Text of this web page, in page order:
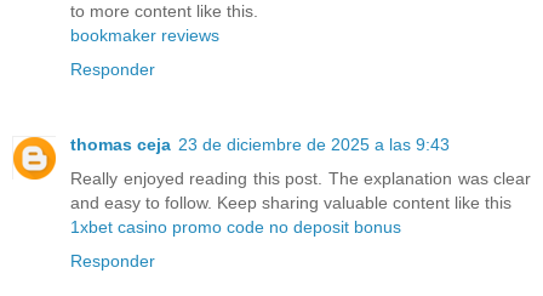
to more content like this.
bookmaker reviews
Responder
thomas ceja 23 de diciembre de 2025 a las 9:43
Really enjoyed reading this post. The explanation was clear
and easy to follow. Keep sharing valuable content like this
1xbet casino promo code no deposit bonus
Responder